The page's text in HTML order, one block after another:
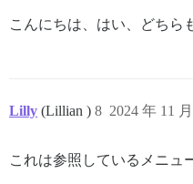
こんにちは、はい、どちら
Lilly (Lillian ) 2024 年 11
8
これは参照しているメニュ